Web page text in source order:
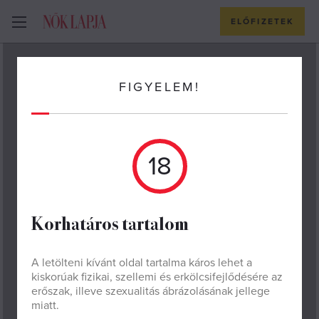
ELŐFIZETEK
Hogyan tesz
egészségesebbé és
boldogabbá az intim
együttlét? (18+)
NŐK LAPJA
2018. JÚLIUS 13.
FIGYELEM!
18
Korhatáros tartalom
A letölteni kívánt oldal tartalma káros lehet a
kiskorúak fizikai, szellemi és erkölcsifejlődésére az
erőszak, illeve szexualitás ábrázolásának jellege
miatt.